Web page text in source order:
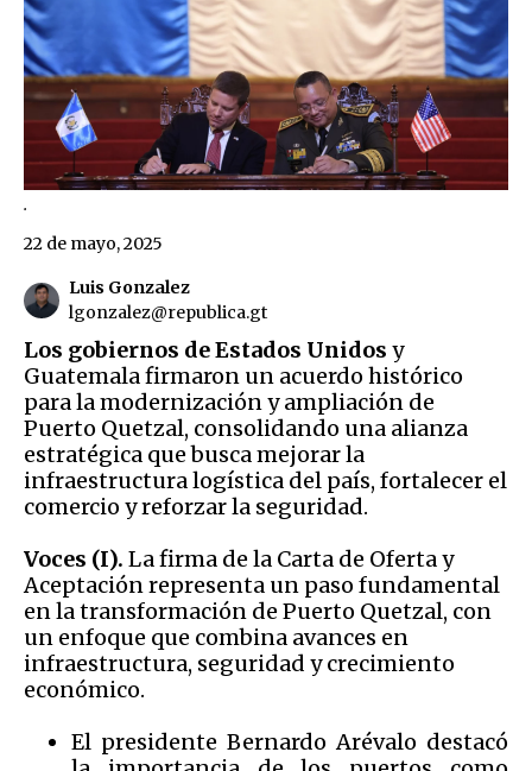
.
Luis Gonzalez
lgonzalez@republica.gt
22 de mayo, 2025
Los gobiernos de Estados Unidos y
Guatemala firmaron un acuerdo histórico
para la modernización y ampliación de
Puerto Quetzal, consolidando una alianza
estratégica que busca mejorar la
infraestructura logística del país, fortalecer el
comercio y reforzar la seguridad.
Voces (I). La firma de la Carta de Oferta y
Aceptación representa un paso fundamental
en la transformación de Puerto Quetzal, con
un enfoque que combina avances en
infraestructura, seguridad y crecimiento
económico.
El presidente Bernardo Arévalo destacó